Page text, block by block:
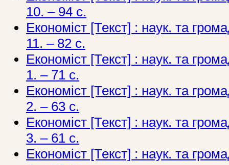
10. – 94 c.
Економіст [Текст] : наук. та
11. – 82 c.
Економіст [Текст] : наук. та
1. – 71 c.
Економіст [Текст] : наук. та
2. – 63 c.
Економіст [Текст] : наук. та
3. – 61 c.
Економіст [Текст] : наук. та